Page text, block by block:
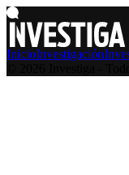
InicioInvestigación